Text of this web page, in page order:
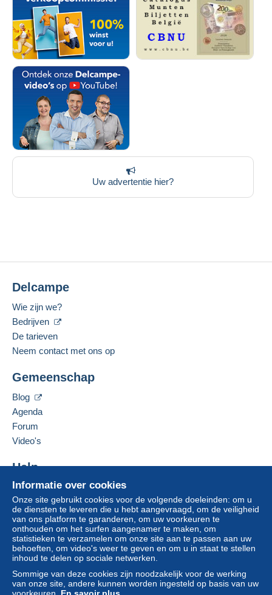
Uw advertentie hier?
Informatie over cookies
Onze site gebruikt cookies voor de volgende doeleinden: om u
de diensten te leveren die u hebt aangevraagd, om de veiligheid
van ons platform te garanderen, om uw voorkeuren te
onthouden om het surfen aangenamer te maken, om
statistieken te verzamelen om onze site aan te passen aan uw
behoeften, om video's weer te geven en om u in staat te stellen
inhoud te delen op sociale netwerken.
Sommige van deze cookies zijn noodzakelijk voor de werking
van onze site, andere kunnen worden ingesteld op basis van uw
Delcampe
Wie zijn we?
Bedrijven
De tarieven
Neem contact met ons op
Gemeenschap
Blog
Agenda
Forum
Video's
Help
Hulpcentrum
Kopen op Delcampe
Verkopen op Delcampe
Een beveiligde website